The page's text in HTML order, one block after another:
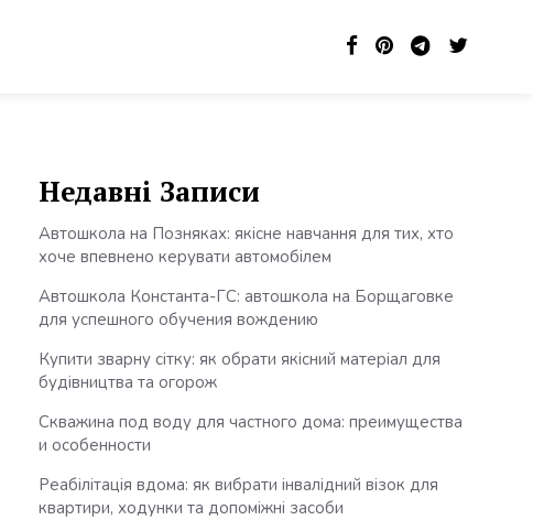
Недавні Записи
Автошкола на Позняках: якісне навчання для тих, хто
хоче впевнено керувати автомобілем
Автошкола Константа-ГС: автошкола на Борщаговке
для успешного обучения вождению
Купити зварну сітку: як обрати якісний матеріал для
будівництва та огорож
Скважина под воду для частного дома: преимущества
и особенности
Реабілітація вдома: як вибрати інвалідний візок для
квартири, ходунки та допоміжні засоби